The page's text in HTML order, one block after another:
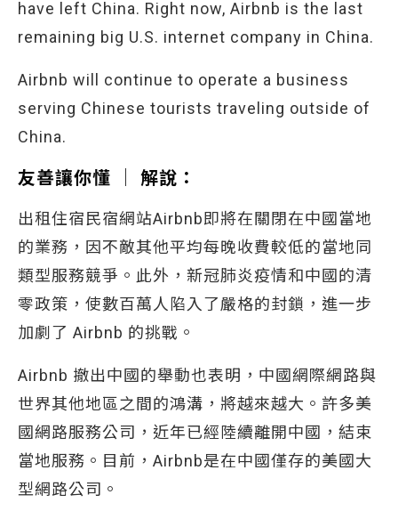
have left China. Right now, Airbnb is the last
remaining big U.S. internet company in China.
Airbnb will continue to operate a business
serving Chinese tourists traveling outside of
China.
友善讓你懂 │ 解說：
出租住宿民宿網站Airbnb即將在關閉在中國當地
的業務，因不敵其他平均每晚收費較低的當地同
類型服務競爭。此外，新冠肺炎疫情和中國的清
零政策，使數百萬人陷入了嚴格的封鎖，進一步
加劇了 Airbnb 的挑戰。
Airbnb 撤出中國的舉動也表明，中國網際網路與
世界其他地區之間的鴻溝，將越來越大。許多美
國網路服務公司，近年已經陸續離開中國，結束
當地服務。目前，Airbnb是在中國僅存的美國大
型網路公司。